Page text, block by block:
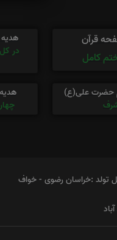
قرآن
کامل
در
حضرت علی(ع)
تولد :خراسان رضوی - خواف